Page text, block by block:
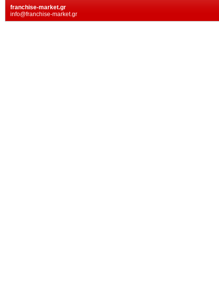
franchise-market.gr
info@franchise-market.gr